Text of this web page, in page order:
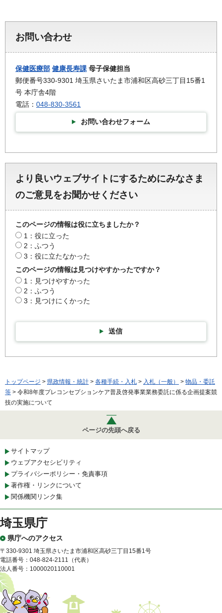
お問い合わせ
保健医療部 健康長寿課 母子保健担当
郵便番号330-9301 埼玉県さいたま市浦和区高砂三丁目15番1
号 本庁舎4階
電話： 048-830-3561
お問い合わせフォーム
より良いウェブサイトにするためにみなさま
のご意見をお聞かせください
このページの情報は役に立ちましたか？
1：役に立った
2：ふつう
3：役に立たなかった
このページの情報は見つけやすかったですか？
1：見つけやすかった
2：ふつう
3：見つけにくかった
送信
トップページ > 県政情報・統計 > 各種手続・入札 > 入札（一般） > 物品・委託
等 > 令和8年度プレコンセプションケア普及啓発事業業務委託に係る企画提案競
技の実施について
ページの先頭へ戻る
サイトマップ
ウェブアクセシビリティ
プライバシーポリシー・免責事項
著作権・リンクについて
関係機関リンク集
埼玉県庁
県庁へのアクセス
〒330-9301 埼玉県さいたま市浦和区高砂三丁目15番1号
電話番号：048-824-2111（代表）
法人番号：1000020110001